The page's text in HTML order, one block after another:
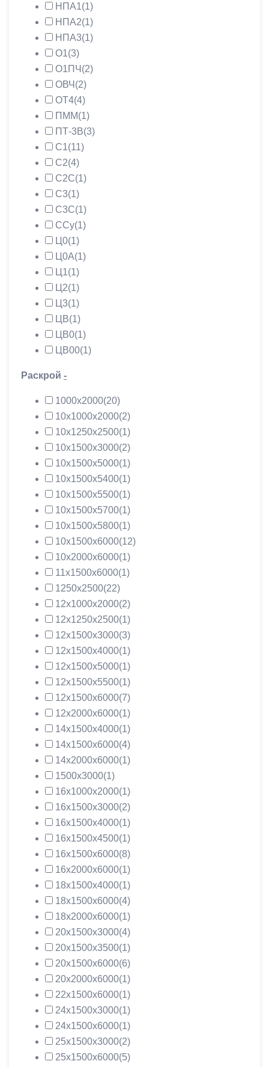
НПА1(1)
НПА2(1)
НПА3(1)
О1(3)
О1ПЧ (2)
ОВЧ (2)
ОТ4(4)
ПММ(1)
ПТ-3В(3)
С1(11)
С2(4)
С2С(1)
С3(1)
С3С(1)
ССу(1)
Ц0(1)
Ц0А(1)
Ц1(1)
Ц2(1)
Ц3(1)
ЦВ(1)
ЦВ0(1)
ЦВ00(1)
Раскрой -
1000х2000(20)
10х1000х2000(2)
10х1250х2500(1)
10х1500х3000(2)
10х1500х5000(1)
10х1500х5400(1)
10х1500х5500(1)
10х1500х5700(1)
10х1500х5800(1)
10х1500х6000(12)
10х2000х6000(1)
11х1500х6000(1)
1250х2500(22)
12х1000х2000(2)
12х1250х2500(1)
12х1500х3000(3)
12х1500х4000(1)
12х1500х5000(1)
12х1500х5500(1)
12х1500х6000(7)
12х2000х6000(1)
14х1500х4000(1)
14х1500х6000(4)
14х2000х6000(1)
1500х3000(1)
16х1000х2000(1)
16х1500х3000(2)
16х1500х4000(1)
16х1500х4500(1)
16х1500х6000(8)
16х2000х6000(1)
18х1500х4000(1)
18х1500х6000(4)
18х2000х6000(1)
20х1500х3000(4)
20х1500х3500(1)
20х1500х6000(6)
20х2000х6000(1)
22х1500х6000(1)
24х1500х3000(1)
24х1500х6000(1)
25х1500х3000(2)
25х1500х6000(5)